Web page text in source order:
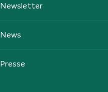
Newsletter
News
Presse